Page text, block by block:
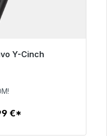
Y-Cinch
immediata, tempo di
€
€*